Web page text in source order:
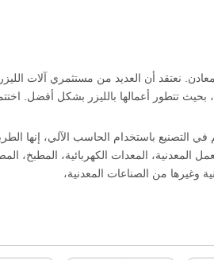
نعتقد أن العديد من مستثمري آلات
التصنيع باستخدام الحاسب الآلي، إنها
المعدنية، المعدات الكهربائية، المطبخ،